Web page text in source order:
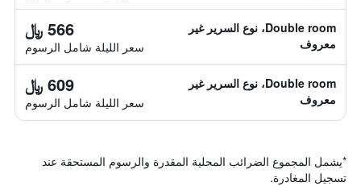
Double room، نوع السرير غير
معروف
566 ﷼
سعر الليلة شامل الرسوم
Double room، نوع السرير غير
معروف
609 ﷼
سعر الليلة شامل الرسوم
*يشمل المجموع الضرائب المحلية المقدرة والرسوم المستحقة عند
تسجيل المغادرة.